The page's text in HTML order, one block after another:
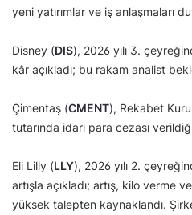
yeni yatırımlar ve iş anlaşmaları
Disney (DIS), 2026 yılı 3.
kâr açıkladı; bu rakam analist
Çimentaş (CMENT), Rekabet
tutarında idari para cezası
Eli Lilly (LLY), 2026 yılı 2.
artışla açıkladı; artış, kilo verme
yüksek talepten kaynaklandı.